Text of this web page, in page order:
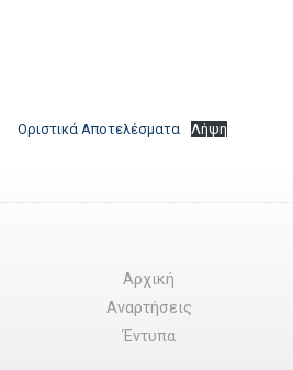
Οριστικά Αποτελέσματα Λήψη
Αρχική
Αναρτήσεις
Έντυπα